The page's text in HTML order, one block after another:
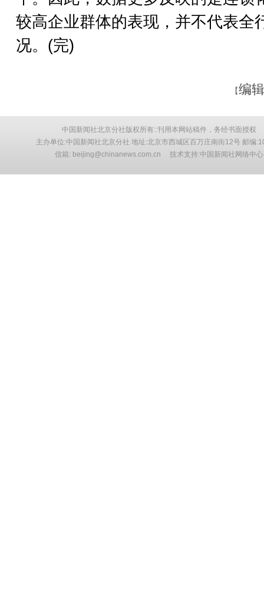
较高企业群体的表现，并不代表全
况。(完)
【编
中国新闻社北京分社版权所有::刊用本网站稿件，务经书面授权
主办单位:中国新闻社北京分社 地址:北京市西城区百万庄南街12号 邮编
信箱: beijing@chinanews.com.cn 技术支持:中国新闻社网络中心